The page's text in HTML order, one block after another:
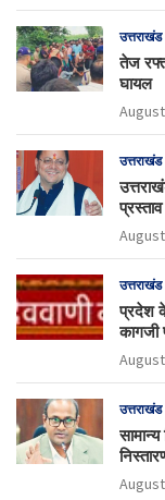
उत्तराखंड
तेज
घायल
उत्तराखंड
उत्तराखंड
प्रदेश
कागजी
उत्तराखंड